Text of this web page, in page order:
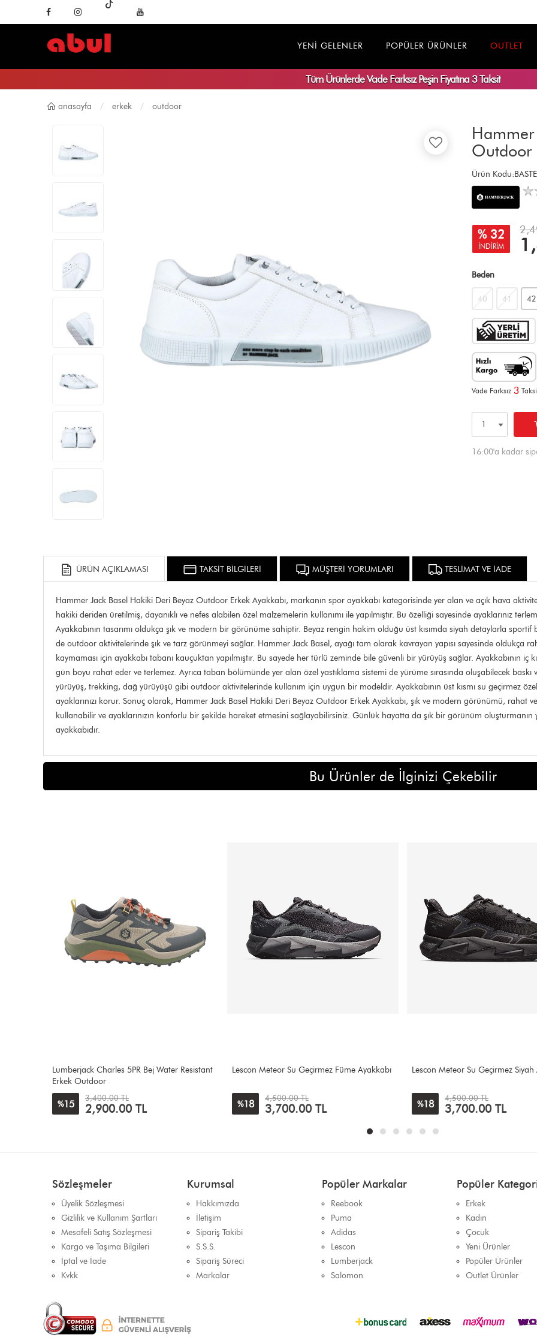
YENİ GELENLER POPÜLER ÜRÜNLER OUTLET
Tüm ÜrünlerdeVade FarksızPeşin Fiyatına 3 Taksit
anasayfa erkek outdoor
Outdoor
Ürün
% 32
İNDİRİM
Beden
40 41 42
Vade Farksız 3
16:00'a kadar
ÜRÜN AÇIKLAMASI TAKSİT BİLGİLERİ MÜŞTERİ YORUMLARI TESLİMAT VE İADE
Hammer Jack Basel Hakiki Deri Beyaz Outdoor Erkek Ayakkabı, markanın spor ayakkabı kategorisinde yer alan ve açık hava
hakiki deriden üretilmiş, dayanıklı ve nefes alabilen özel malzemelerin kullanımı ile yapılmıştır. Bu özelliği sayesinde ayaklarınız
Ayakkabının tasarımı oldukça şık ve modern bir görünüme sahiptir. Beyaz rengin hakim olduğu üst kısımda siyah detaylarla
de outdoor aktivitelerinde şık ve tarz görünmeyi sağlar. Hammer Jack Basel, ayağı tam olarak kavrayan yapısı sayesinde oldukça
kaymaması için ayakkabı tabanı kauçuktan yapılmıştır. Bu sayede her türlü zeminde bile güvenli bir yürüyüş sağlar. Ayakkabının iç
gün boyu rahat eder ve terlemez. Ayrıca taban bölümünde yer alan özel yastıklama sistemi de yürüme sırasında oluşabilecek baskı
yürüyüş, trekking, dağ yürüyüşü gibi outdoor aktivitelerinde kullanım için uygun bir modeldir. Ayakkabının üst kısmı su geçirmez
ayaklarınızı korur. Sonuç olarak, Hammer Jack Basel Hakiki Deri Beyaz Outdoor Erkek Ayakkabı, şık ve modern görünümü, rahat
kullanabilir ve ayaklarınızın konforlu bir şekilde hareket etmesini sağlayabilirsiniz. Günlük hayatta da şık bir görünüm oluşturmanın
ayakkabıdır.
Bu Ürünler de İlginizi Çekebilir
Lescon Meteor Su Geçirmez Füme Ayakkabı
%18
4,500.00 TL
3,700.00 TL
Lescon Meteor Su Geçirmez Siyah Ayakkabı
%18
4,500.00 TL
3,700.00 TL
Scooter M7201TFU Füme
%42
2,600.00 TL
1,500.00 TL
Sözleşmeler
Üyelik Sözleşmesi
Gizlilik ve Kullanım Şartları
Mesafeli Satış Sözleşmesi
Kargo ve Taşıma Bilgileri
İptal ve İade
Kvkk
Kurumsal
Hakkımızda
İletişim
Sipariş Takibi
S.S.S.
Sipariş Süreci
Markalar
Popüler Markalar
Reebook
Puma
Adidas
Lescon
Lumberjack
Salomon
Popüler
Erkek
Kadın
Çocuk
Yeni Ürünler
Popüler Ürünler
Outlet Ürünler